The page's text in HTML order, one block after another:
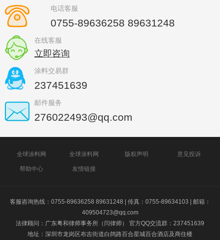
电话客服
0755-89636258 89631248
在线客服
立即咨询
涂料交易群
237451639
邮件服务
276022493@qq.com
全球涂料网 全球涂料网 版权声明 意见投诉
帮助中心 友情链接
客服咨询热线：0755-89636258 89631248 | 传真：0755-89634103 | 邮箱：
409504723@qq.com
法律顾问：广东粤和律师事务所（闫律师） 官方QQ交流群：237451639
地址：深圳市龙岗区布吉街道白鸽路百合星城百合酒店及商住楼